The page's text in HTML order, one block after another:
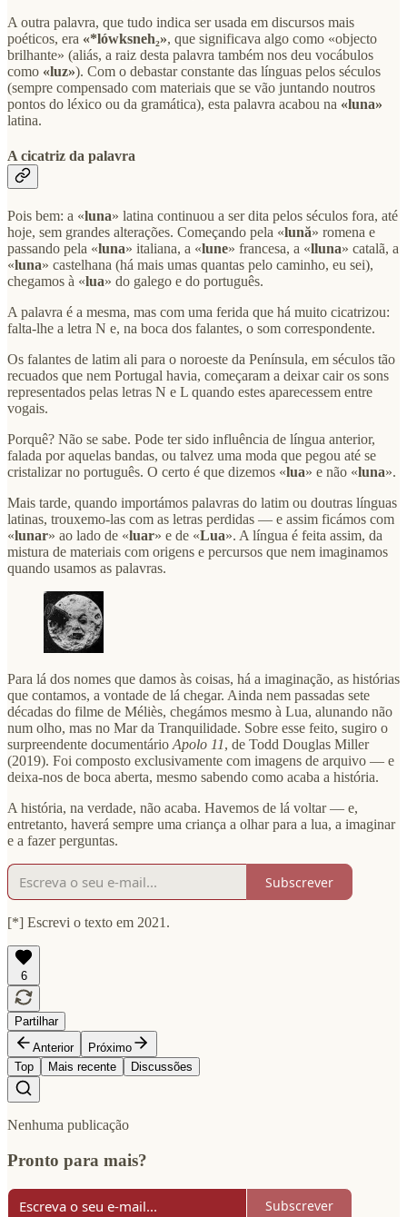
A outra palavra, que tudo indica ser usada em discursos mais
poéticos, era «*lówksneh₂», que significava algo como «objecto
brilhante» (aliás, a raiz desta palavra também nos deu vocábulos
como «luz»). Com o debastar constante das línguas pelos séculos
(sempre compensado com materiais que se vão juntando noutros
pontos do léxico ou da gramática), esta palavra acabou na «luna»
latina.
A cicatriz da palavra
Pois bem: a «luna» latina continuou a ser dita pelos séculos fora, até
hoje, sem grandes alterações. Começando pela «lună» romena e
passando pela «luna» italiana, a «lune» francesa, a «lluna» catalã, a
«luna» castelhana (há mais umas quantas pelo caminho, eu sei),
chegamos à «lua» do galego e do português.
A palavra é a mesma, mas com uma ferida que há muito cicatrizou:
falta-lhe a letra N e, na boca dos falantes, o som correspondente.
Os falantes de latim ali para o noroeste da Península, em séculos tão
recuados que nem Portugal havia, começaram a deixar cair os sons
representados pelas letras N e L quando estes aparecessem entre
vogais.
Porquê? Não se sabe. Pode ter sido influência de língua anterior,
falada por aquelas bandas, ou talvez uma moda que pegou até se
cristalizar no português. O certo é que dizemos «lua» e não «luna».
Mais tarde, quando importámos palavras do latim ou doutras línguas
latinas, trouxemo-las com as letras perdidas — e assim ficámos com
«lunar» ao lado de «luar» e de «Lua». A língua é feita assim, da
mistura de materiais com origens e percursos que nem imaginamos
quando usamos as palavras.
Para lá dos nomes que damos às coisas, há a imaginação, as histórias
que contamos, a vontade de lá chegar. Ainda nem passadas sete
décadas do filme de Méliès, chegámos mesmo à Lua, alunando não
num olho, mas no Mar da Tranquilidade. Sobre esse feito, sugiro o
surpreendente documentário Apolo 11, de Todd Douglas Miller
(2019). Foi composto exclusivamente com imagens de arquivo — e
deixa-nos de boca aberta, mesmo sabendo como acaba a história.
A história, na verdade, não acaba. Havemos de lá voltar — e,
entretanto, haverá sempre uma criança a olhar para a lua, a imaginar
e a fazer perguntas.
Subscrever
[*] Escrevi o texto em 2021.
6
Partilhar
Anterior
Próximo
Top
Mais recente Discussões
Nenhuma publicação
Pronto para mais?
Subscrever